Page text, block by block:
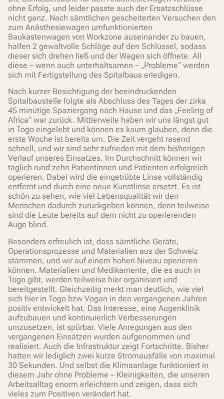
ohne Erfolg, und leider passte auch der Ersatzschlüsse
nicht ganz. Nach sämtlichen gescheiterten Versuchen den
zum Anästhesiewagen umfunktionierten
Baukastenwagen von Workzone auseinander zu bauen,
halfen 2 gewaltvolle Schläge auf den Schlüssel, sodass
dieser sich drehen ließ und der Wagen sich öffnete. All
diese – wenn auch unterhaltsamen – „Probleme“ werden
sich mit Fertigstellung des Spitalbaus erledigen.
Nach kurzer Besichtigung der beeindruckenden
Spitalbaustelle folgte als Abschluss des Tages der zirka
45 minütige Spaziergang nach Hause und das „Feeling of
Africa“ war zurück. Mittlerweile haben wir uns längst gut
in Togo eingelebt und können es kaum glauben, denn die
erste Woche ist bereits um. Die Zeit vergeht rasend
schnell, und wir sind sehr zufrieden mit dem bisherigen
Verlauf unseres Einsatzes. Im Durchschnitt können wir
täglich rund zehn Patientinnen und Patienten erfolgreich
operieren. Dabei wird die eingetrübte Linse vollständig
entfernt und durch eine neue Kunstlinse ersetzt. Es ist
schön zu sehen, wie viel Lebensqualität wir den
Menschen dadurch zurückgeben können, denn teilweise
sind die Leute bereits auf dem nicht zu operierenden
Auge blind.
Besonders erfreulich ist, dass sämtliche Geräte,
Operationsprozesse und Materialien aus der Schweiz
stammen, und wir auf einem hohen Niveau operieren
können. Materialien und Medikamente, die es auch in
Togo gibt, werden teilweise hier organisiert und
bereitgestellt. Gleichzeitig merkt man deutlich, wie viel
sich hier in Togo bzw Vogan in den vergangenen Jahren
positiv entwickelt hat. Das Interesse, eine Augenklinik
aufzubauen und kontinuierlich Verbesserungen
umzusetzen, ist spürbar. Viele Anregungen aus den
vergangenen Einsätzen wurden aufgenommen und
realisiert. Auch die Infrastruktur zeigt Fortschritte. Bisher
hatten wir lediglich zwei kurze Stromausfälle von maximal
30 Sekunden. Und selbst die Klimaanlage funktioniert in
diesem Jahr ohne Probleme – Kleinigkeiten, die unseren
Arbeitsalltag enorm erleichtern und zeigen, dass sich
vieles zum Positiven verändert hat.